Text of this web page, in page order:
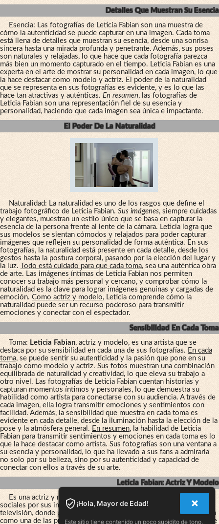
Detalles Que Muestran Su Esencia
Esencia: Las fotografías de Leticia Fabian son una muestra de
cómo la autenticidad se puede capturar en una imagen. Cada toma
está llena de detalles que muestran su esencia, desde una sonrisa
sincera hasta una mirada profunda y penetrante. Además, sus poses
son naturales y relajadas, lo que hace que cada fotografía parezca
más bien un momento capturado en el tiempo. Leticia Fabian es una
experta en el arte de mostrar su personalidad en cada imagen, lo que
la hace destacar como modelo y actriz. El poder de la naturalidad
que se representa en sus fotografías es evidente, y es lo que las
hace tan atractivas y auténticas. En resumen, las fotografías de
Leticia Fabian son una representación fiel de su esencia y
personalidad, haciendo que cada imagen sea única e impactante.
El Poder De La Naturalidad
Naturalidad: La naturalidad es uno de los rasgos que define el
trabajo fotográfico de Leticia Fabian. Sus imágenes, siempre cuidadas
y elegantes, muestran un estilo único que se basa en capturar la
esencia de la persona frente al lente de la cámara. Leticia logra que
sus modelos se sientan cómodos y relajados para poder capturar
imágenes que reflejen su personalidad de forma auténtica. En sus
fotografías, la naturalidad está presente en cada detalle, desde los
gestos hasta la postura corporal, pasando por la elección del lugar y
la luz.
Todo está cuidado para que cada toma, sea una auténtica obra
de arte. Las imágenes íntimas de Leticia Fabian nos permiten
conocer su trabajo más personal y cercano, y comprobar cómo la
naturalidad es la clave para lograr imágenes genuinas y cargadas de
emoción. Como actriz y modelo, Leticia comprende cómo la
naturalidad puede ser un recurso poderoso para transmitir
emociones y conectar con el espectador.
Sensibilidad En Cada Toma
Toma: Leticia Fabian, actriz y modelo, es una artista que se
destaca por su sensibilidad en cada una de sus fotografías. En cada
toma, se puede sentir su autenticidad y la pasión que pone en su
trabajo como modelo y actriz. Sus fotos muestran una combinación
equilibrada de naturalidad y creatividad, lo que eleva su trabajo a
otro nivel. Las fotografías de Leticia Fabian cuentan historias y
capturan momentos íntimos y personales, lo que demuestra su
habilidad como artista para conectarse con su audiencia. A través de
cada imagen, ella logra transmitir emociones y sentimientos con
facilidad. Además, la sensibilidad que muestra en cada toma es
evidente en cada detalle, desde la iluminación hasta la elección de la
pose y la atmósfera general. En resumen, la habilidad de Leticia
Fabian para transmitir sentimientos y emociones en cada toma es lo
que la hace destacar como artista. Sus fotografías son una ventana a
su esencia y personalidad, lo que ha llevado a sus fans a admirarla
no solo por su belleza, sino por su autenticidad y capacidad de
conectar con ellos a través de su arte.
Leticia Fabian: Actriz Y Modelo
Es una actriz y modelo con una gran presencia en las redes
sociales por sus increíbles fotografías. Su carrera comenzó en la
televisión, donde pasó de ser una actriz secundaria a ser reconocida
como una de las protagonistas principales. Pero su éxito no se debe
¡Hola, Mayor de Edad!
Este sitio tiene contenido un poco subidito de tono.